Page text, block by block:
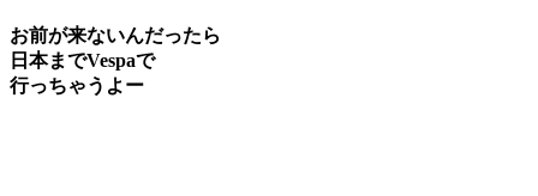
お前が来ないんだったら
日本までVespaで
行っちゃうよー